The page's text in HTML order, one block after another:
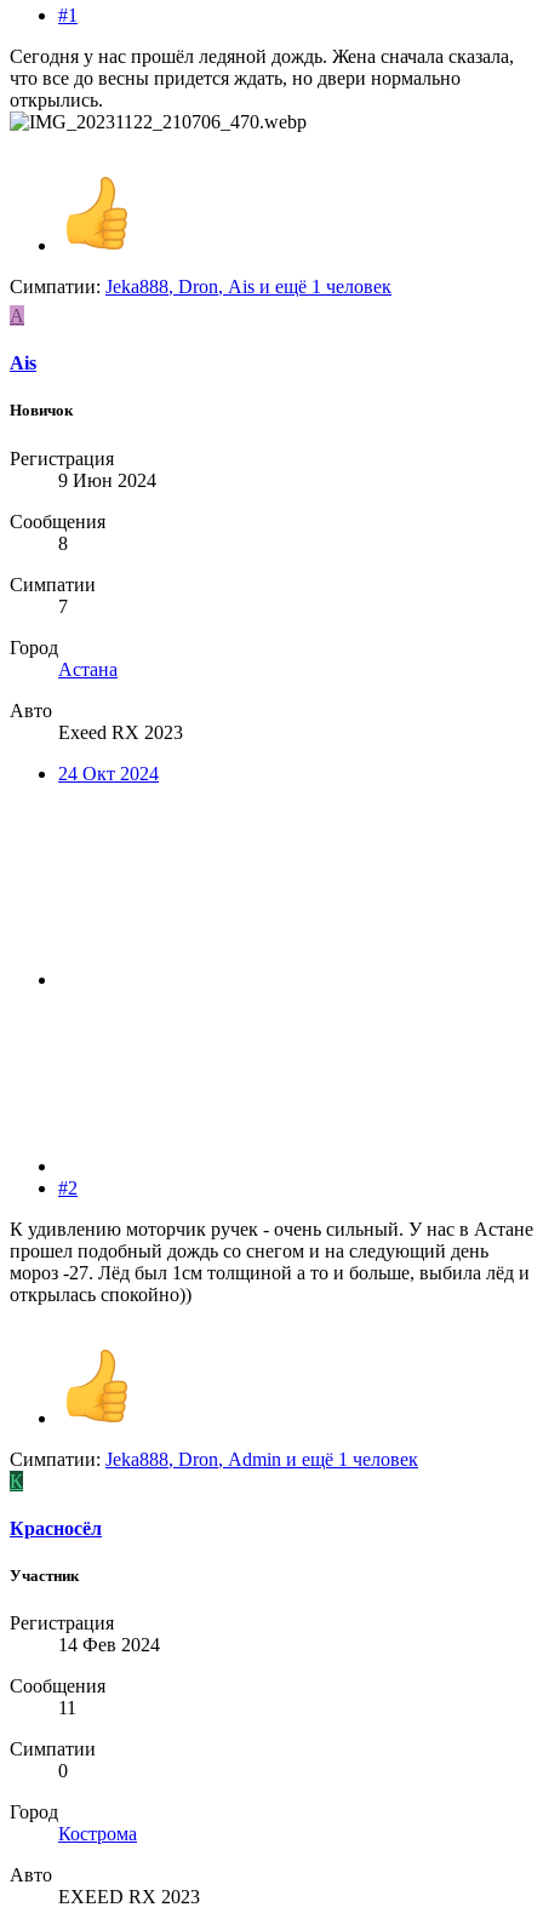
#1
Сегодня у нас прошёл ледяной дождь. Жена сначала сказала,
что все до весны придется ждать, но двери нормально
открылись.
Симпатии: Jeka888, Dron, Ais и ещё 1 человек
A
Ais
Новичок
Регистрация
9 Июн 2024
Сообщения
8
Симпатии
7
Город
Астана
Авто
Exeed RX 2023
24 Окт 2024
#2
К удивлению моторчик ручек - очень сильный. У нас в Астане
прошел подобный дождь со снегом и на следующий день
мороз -27. Лёд был 1см толщиной а то и больше, выбила лёд и
открылась спокойно))
Симпатии: Jeka888, Dron, Admin и ещё 1 человек
К
Красносёл
Участник
Регистрация
14 Фев 2024
Сообщения
11
Симпатии
0
Город
Кострома
Авто
EXEED RX 2023